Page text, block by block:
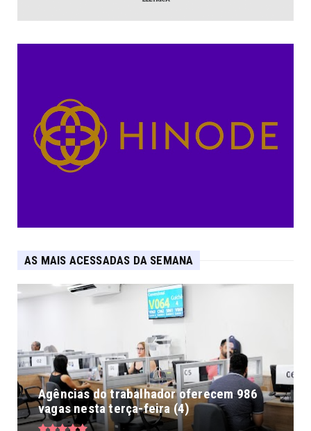
AS MAIS ACESSADAS DA SEMANA
Agências do trabalhador oferecem 986
vagas nesta terça-feira (4)